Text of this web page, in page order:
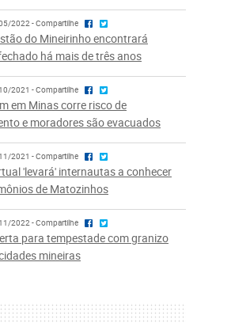
2022 - Compartilhe
do Mineirinho encontrará
há mais de três anos
2021 - Compartilhe
em Minas corre risco de
e moradores são evacuados
2021 - Compartilhe
'levará' internautas a conhecer
de Matozinhos
2022 - Compartilhe
para tempestade com granizo
mineiras